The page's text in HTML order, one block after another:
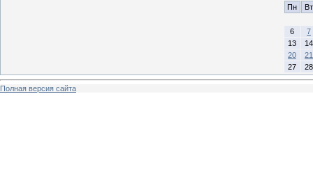
Пн
Вт
6
7
13
14
20
21
27
28
Полная версия сайта